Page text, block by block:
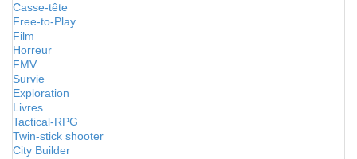
Casse-tête
Free-to-Play
Film
Horreur
FMV
Survie
Exploration
Livres
Tactical-RPG
Twin-stick shooter
City Builder